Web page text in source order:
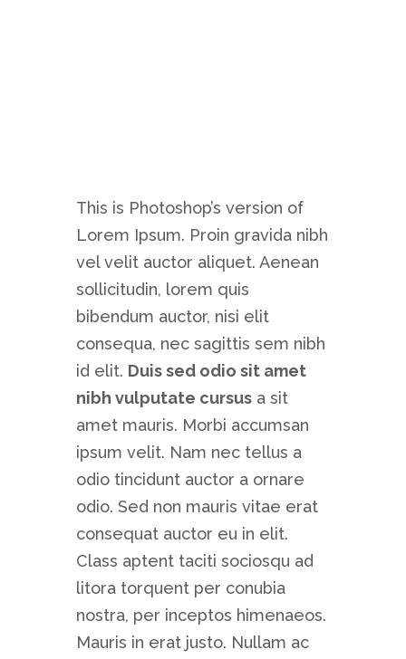
This is Photoshop’s version of
Lorem Ipsum. Proin gravida nibh
vel velit auctor aliquet. Aenean
sollicitudin, lorem quis
bibendum auctor, nisi elit
consequa, nec sagittis sem nibh
id elit. Duis sed odio sit amet
nibh vulputate cursus a sit
amet mauris. Morbi accumsan
ipsum velit. Nam nec tellus a
odio tincidunt auctor a ornare
odio. Sed non mauris vitae erat
consequat auctor eu in elit.
Class aptent taciti sociosqu ad
litora torquent per conubia
nostra, per inceptos himenaeos.
Mauris in erat justo. Nullam ac